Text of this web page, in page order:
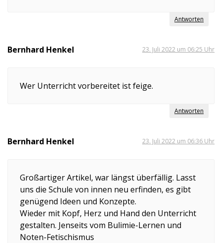
Antworten
Bernhard Henkel 23. Juli 2022 um 06:25 Uhr
Wer Unterricht vorbereitet ist feige.
Antworten
Bernhard Henkel 23. Juli 2022 um 06:36 Uhr
Großartiger Artikel, war längst überfällig. Lasst
uns die Schule von innen neu erfinden, es gibt
genügend Ideen und Konzepte.
Wieder mit Kopf, Herz und Hand den Unterricht
gestalten. Jenseits vom Bulimie-Lernen und
Noten-Fetischismus